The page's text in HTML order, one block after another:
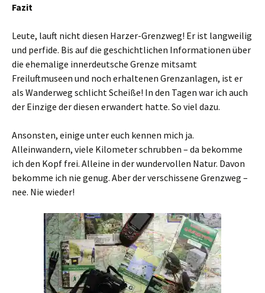
Fazit
Leute, lauft nicht diesen Harzer-Grenzweg! Er ist langweilig
und perfide. Bis auf die geschichtlichen Informationen über
die ehemalige innerdeutsche Grenze mitsamt
Freiluftmuseen und noch erhaltenen Grenzanlagen, ist er
als Wanderweg schlicht Scheiße! In den Tagen war ich auch
der Einzige der diesen erwandert hatte. So viel dazu.
Ansonsten, einige unter euch kennen mich ja.
Alleinwandern, viele Kilometer schrubben – da bekomme
ich den Kopf frei. Alleine in der wundervollen Natur. Davon
bekomme ich nie genug. Aber der verschissene Grenzweg –
nee. Nie wieder!